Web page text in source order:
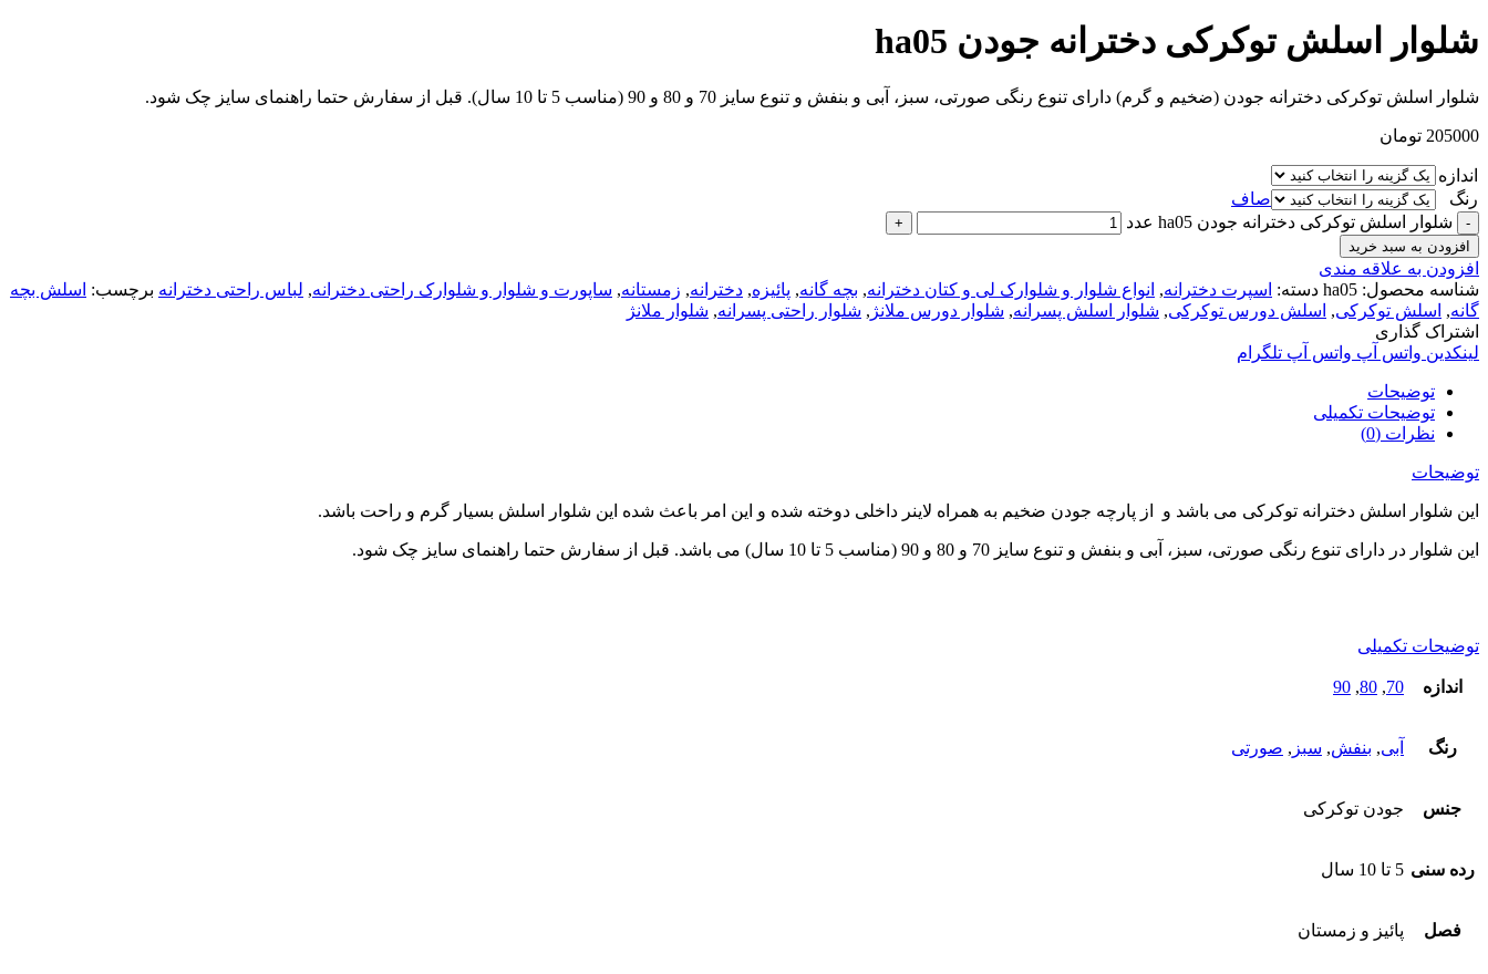
شلوار اسلش توکرکی دخترانه جودن ha05
شلوار اسلش توکرکی دخترانه جودن (ضخیم و گرم) دارای تنوع رنگی صورتی، سبز، آبی و بنفش و تنوع سایز 70 و 80 و 90 (مناسب 5 تا 10 سال). قبل از سفارش حتما راهنمای سایز چک شود.
205000 تومان
اندازه
رنگ
صاف
شلوار اسلش توکرکی دخترانه جودن ha05 عدد
افزودن به سبد خرید
افزودن به علاقه مندی
شناسه محصول: ha05 دسته: اسپرت دخترانه, انواع شلوار و شلوارک لی و کتان دخترانه, بچه گانه, پائیزه, دخترانه, زمستانه, ساپورت و شلوار و شلوارک راحتی دخترانه, لباس راحتی دخترانه برچسب: اسلش بچه
گانه, اسلش توکرکی, اسلش دورس توکرکی, شلوار اسلش پسرانه, شلوار دورس ملانژ , شلوار راحتی پسرانه, شلوار ملانژ
اشتراک گذاری
لینکدین واتس آپ واتس آپ تلگرام
توضیحات
توضیحات تکمیلی
نظرات (0)
توضیحات
این شلوار اسلش دخترانه توکرکی می باشد و از پارچه جودن ضخیم به همراه لاینر داخلی دوخته شده و این امر باعث شده این شلوار اسلش بسیار گرم و راحت باشد.
این شلوار در دارای تنوع رنگی صورتی، سبز، آبی و بنفش و تنوع سایز 70 و 80 و 90 (مناسب 5 تا 10 سال) می باشد. قبل از سفارش حتما راهنمای سایز چک شود.
توضیحات تکمیلی
اندازه 70
,
80
,
90
رنگ آبی, بنفش, سبز , صورتی
جنس جودن توکرکی
رده سنی 5 تا 10 سال
فصل پائیز و زمستان